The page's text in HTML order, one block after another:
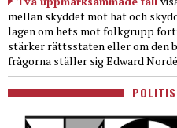
mellan skyddet mot hat och
lagen om hets mot folkgrupp
stärker rättsstaten eller om den
frågorna ställer sig Edward